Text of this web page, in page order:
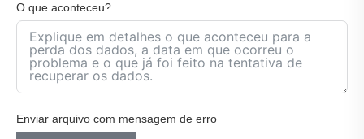
O que aconteceu?
Enviar arquivo com mensagem de erro